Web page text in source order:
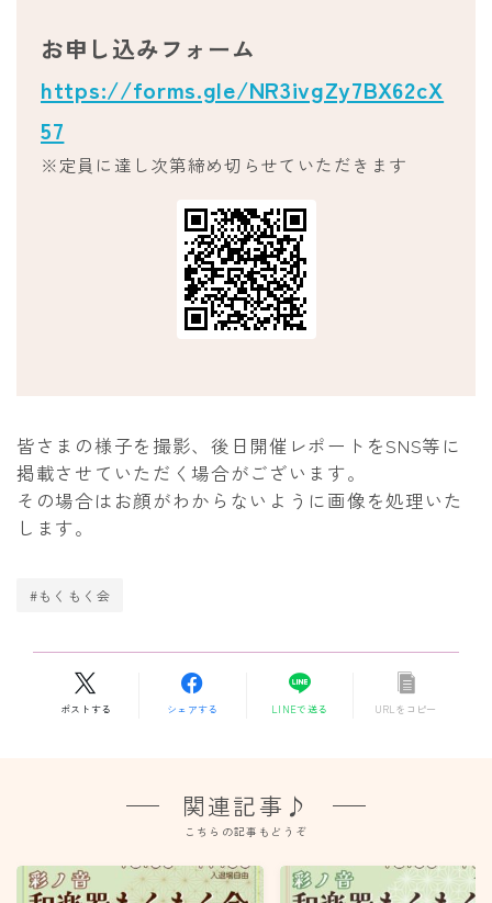
お申し込みフォーム
https://forms.gle/NR3ivgZy7BX62cX
57
※定員に達し次第締め切らせていただきます
皆さまの様子を撮影、後日開催レポートをSNS等に
掲載させていただく場合がございます。
その場合はお顔がわからないように画像を処理いた
します。
#もくもく会
ポストする シェアする LINEで送る URLをコピー
関連記事♪
こちらの記事もどうぞ